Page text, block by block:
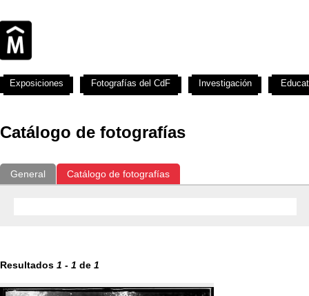
Catálogo de fotografías
General Catálogo de fotografías
Resultados 1 - 1 de 1
Exposiciones Fotografías del CdF Investigación